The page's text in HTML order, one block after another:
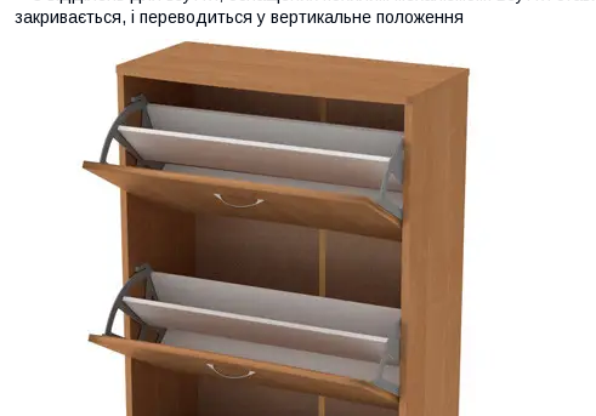
закривається, і переводиться у вертикальне положення